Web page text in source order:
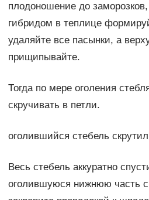
плодоношение до
гибридом в теплице
удаляйте все пасынки, а
прищипывайте.
Тогда по мере оголения
скручивать в петли.
оголившийся стебель
Весь стебель аккуратно
оголившуюся нижнюю часть